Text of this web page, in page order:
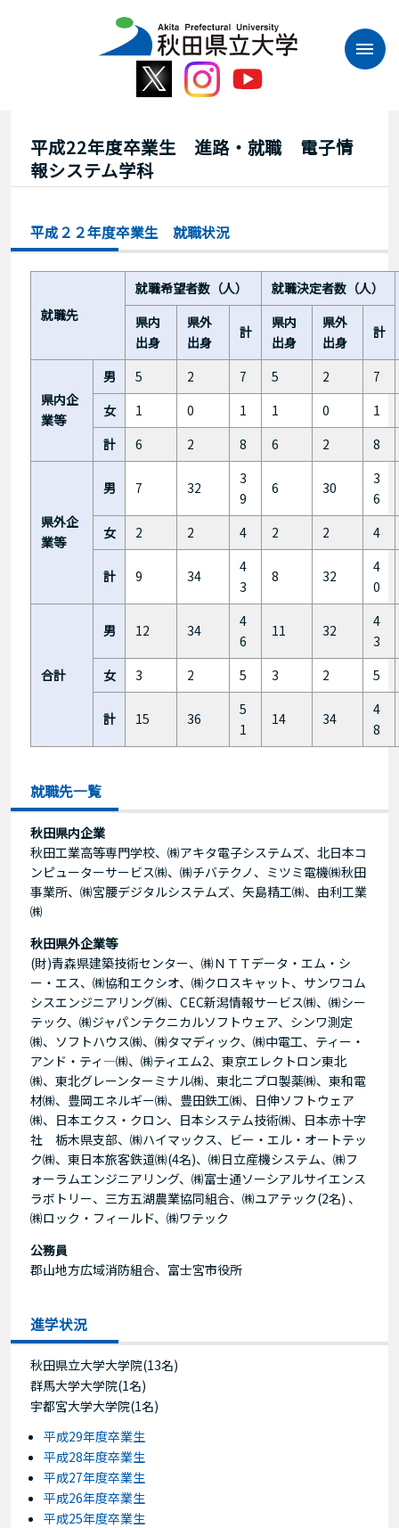
平成22年度卒業生 進路・就職 電子情
報システム学科
平成２２年度卒業生 就職状況
就職先
就職希望者数（人）
就職決定者数（人）
県内
出身
県外
出身
計
県内
出身
県外
出身
計
県内企
業等
男 5 2 7 5 2
7
女
1 0 1 1 0
1
計
6 2 8 6 2 8
県外企
業等
男 7 32
3
9
6 30
3
6
女
2 2 4 2 2 4
計 9 34
4
3
8 32
4
0
合計
男 12 34
4
6
11 32
4
3
女
3 2 5 3 2 5
計 15 36
5
1
14 34
4
8
就職先一覧
秋田県内企業
秋田工業高等専門学校、㈱アキタ電子システムズ、北日本コ
ンピューターサービス㈱、㈱チバテクノ、ミツミ電機㈱秋田
事業所、㈱宮腰デジタルシステムズ、矢島精工㈱、由利工業
㈱
秋田県外企業等
(財)青森県建築技術センター、㈱ＮＴＴデータ・エム・シ
ー・エス、㈱協和エクシオ、㈱クロスキャット、サンワコム
シスエンジニアリング㈱、CEC新潟情報サービス㈱、㈱シー
テック、㈱ジャパンテクニカルソフトウェア、シンワ測定
㈱、ソフトハウス㈱、㈱タマディック、㈱中電工、ティー・
アンド・ティ―㈱、㈱ティエム2、東京エレクトロン東北
㈱、東北グレーンターミナル㈱、東北ニプロ製薬㈱、東和電
材㈱、豊岡エネルギー㈱、豊田鉄工㈱、日伸ソフトウェア
㈱、日本エクス・クロン、日本システム技術㈱、日本赤十字
社 栃木県支部、㈱ハイマックス、ビー・エル・オートテッ
ク㈱、東日本旅客鉄道㈱(4名)、㈱日立産機システム、㈱フ
ォーラムエンジニアリング、㈱富士通ソーシアルサイエンス
ラボトリー、三方五湖農業協同組合、㈱ユアテック(2名) 、
㈱ロック・フィールド、㈱ワテック
公務員
郡山地方広域消防組合、富士宮市役所
進学状況
秋田県立大学大学院(13名)
群馬大学大学院(1名)
宇都宮大学大学院(1名)
平成29年度卒業生
平成28年度卒業生
平成27年度卒業生
平成26年度卒業生
平成25年度卒業生